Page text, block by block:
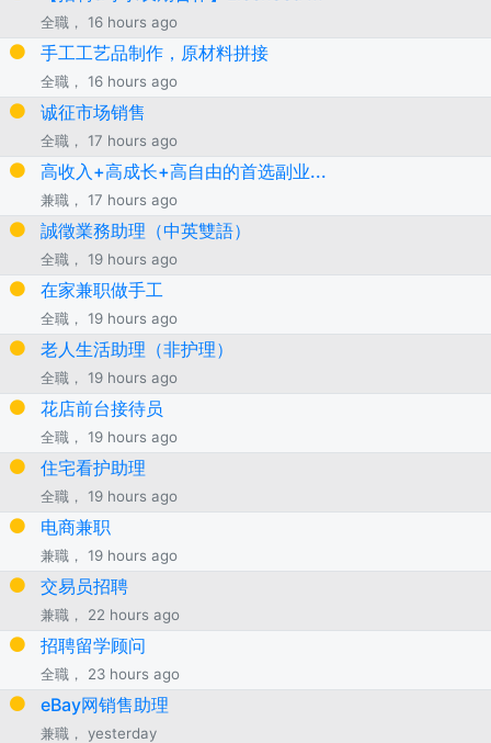
全職， 16 hours ago
手工工艺品制作，原材料拼接
全職， 16 hours ago
诚征市场销售
全職， 17 hours ago
高收入+高成长+高自由的首选副业...
兼職， 17 hours ago
誠徵業務助理（中英雙語）
全職， 19 hours ago
在家兼职做手工
全職， 19 hours ago
老人生活助理（非护理）
全職， 19 hours ago
花店前台接待员
全職， 19 hours ago
住宅看护助理
全職， 19 hours ago
电商兼职
兼職， 19 hours ago
交易员招聘
兼職， 22 hours ago
招聘留学顾问
全職， 23 hours ago
eBay网销售助理
兼職， yesterday